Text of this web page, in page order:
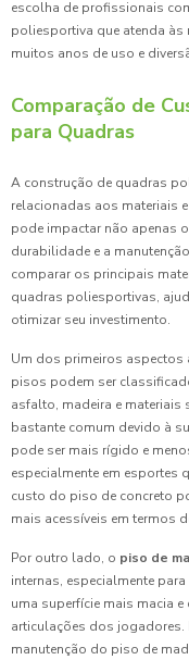
escolha de profissionais
poliesportiva que atenda
muitos anos de uso e
Comparação de
para Quadras
A construção de quadras
relacionadas aos materiais
pode impactar não apenas
durabilidade e a
comparar os principais
quadras poliesportivas,
otimizar seu investimento.
Um dos primeiros aspectos
pisos podem ser
asfalto, madeira e materiais
bastante comum devido à
pode ser mais rígido e
especialmente em esportes
custo do piso de concreto
mais acessíveis em termos
Por outro lado, o piso de
internas, especialmente
uma superfície mais macia
articulações dos
manutenção do piso de